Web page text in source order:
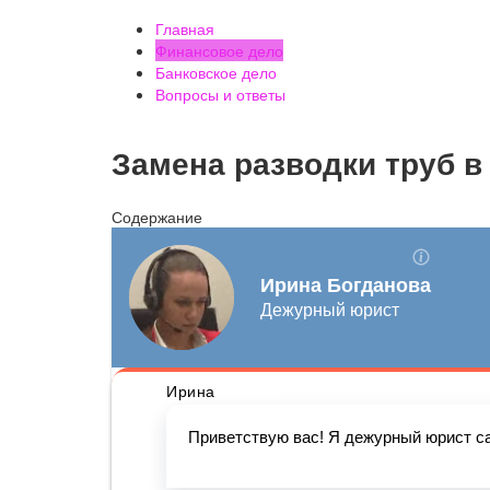
Главная
Финансовое дело
Банковское дело
Вопросы и ответы
Замена разводки труб
Содержание